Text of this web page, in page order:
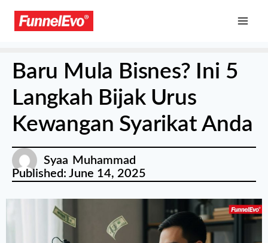
Baru Mula Bisnes? Ini 5
Langkah Bijak Urus
Kewangan Syarikat Anda
Syaa Muhammad
Published: June 14, 2025